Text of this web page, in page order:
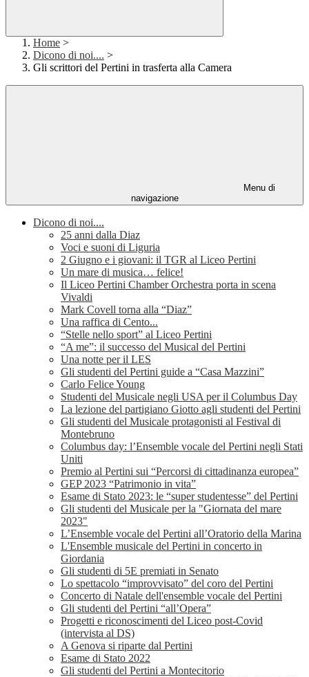
Home >
Dicono di noi.... >
Gli scrittori del Pertini in trasferta alla Camera
Menu di
navigazione
Dicono di noi....
25 anni dalla Diaz
Voci e suoni di Liguria
2 Giugno e i giovani: il TGR al Liceo Pertini
Un mare di musica… felice!
Il Liceo Pertini Chamber Orchestra porta in scena
Vivaldi
Mark Covell torna alla “Diaz”
Una raffica di Cento...
“Stelle nello sport” al Liceo Pertini
“A me”: il successo del Musical del Pertini
Una notte per il LES
Gli studenti del Pertini guide a “Casa Mazzini”
Carlo Felice Young
Studenti del Musicale negli USA per il Columbus Day
La lezione del partigiano Giotto agli studenti del Pertini
Gli studenti del Musicale protagonisti al Festival di
Montebruno
Columbus day: l’Ensemble vocale del Pertini negli Stati
Uniti
Premio al Pertini sui “Percorsi di cittadinanza europea”
GEP 2023 “Patrimonio in vita”
Esame di Stato 2023: le “super studentesse” del Pertini
Gli studenti del Musicale per la "Giornata del mare
2023"
L’Ensemble vocale del Pertini all’Oratorio della Marina
L'Ensemble musicale del Pertini in concerto in
Giordania
Gli studenti di 5E premiati in Senato
Lo spettacolo “improvvisato” del coro del Pertini
Concerto di Natale dell'ensemble vocale del Pertini
Gli studenti del Pertini “all’Opera”
Progetti e riconoscimenti del Liceo post-Covid
(intervista al DS)
A Genova si riparte dal Pertini
Esame di Stato 2022
Gli studenti del Pertini a Montecitorio